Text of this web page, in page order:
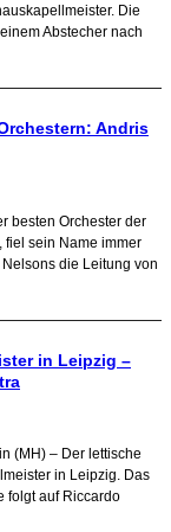
Die
Abstecher nach
Andris
besten Orchester der
fiel sein Name immer
die Leitung von
in Leipzig –
(MH) – Der lettische
in Leipzig. Das
folgt auf Riccardo